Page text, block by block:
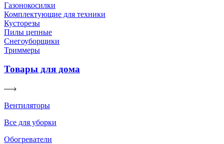
Газонокосилки
Комплектующие для техники
Кусторезы
Пилы цепные
Снегоуборщики
Триммеры
Товары для дома
Вентиляторы
Все для уборки
Обогреватели